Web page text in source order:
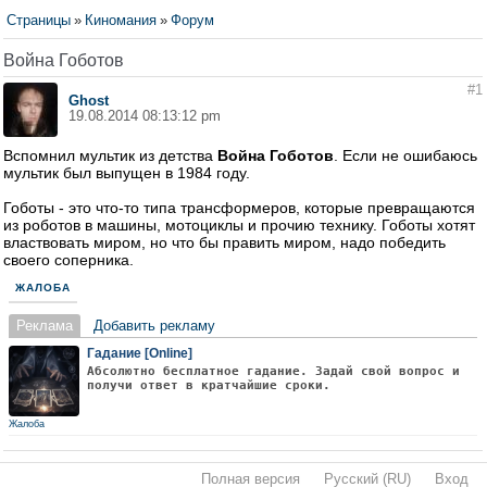
Страницы » Киномания » Форум
Война Гоботов
Ghost
19.08.2014 08:13:12 pm
#1
Вспомнил мультик из детства Война Гоботов . Если не ошибаюсь
мультик был выпущен в 1984 году.
Гоботы - это что-то типа трансформеров, которые превращаются
из роботов в машины, мотоциклы и прочию технику. Гоботы хотят
властвовать миром, но что бы править миром, надо победить
своего соперника.
ЖАЛОБА
Реклама Добавить рекламу
Гадание [Online]
Абсолютно бесплатное гадание. Задай свой вопрос и
получи ответ в кратчайшие сроки.
Жалоба
Полная версия Русский (RU) Вход